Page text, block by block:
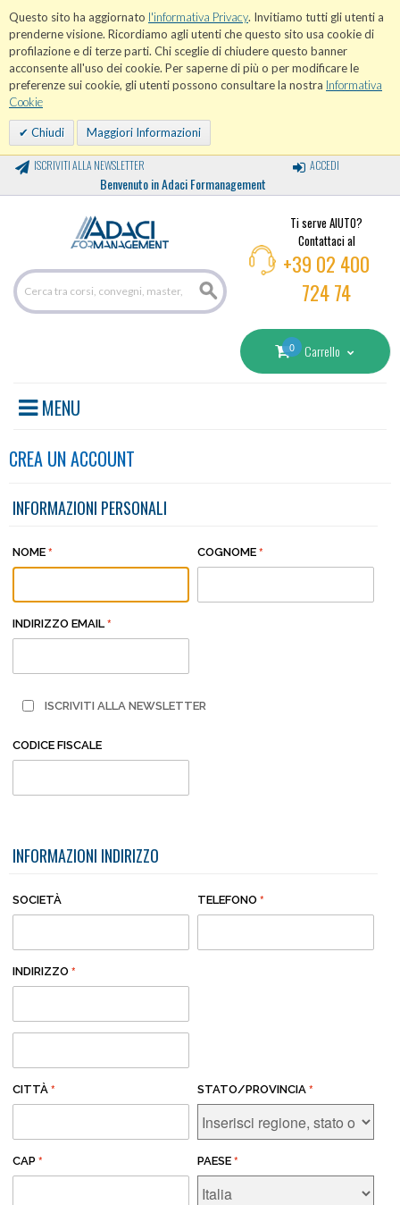
Questo sito ha aggiornato l'informativa Privacy. Invitiamo tutti gli utenti a
prenderne visione. Ricordiamo agli utenti che questo sito usa cookie di
profilazione e di terze parti. Chi sceglie di chiudere questo banner
acconsente all'uso dei cookie. Per saperne di più o per modificare le
preferenze sui cookie, gli utenti possono consultare la nostra Informativa
Cookie
Chiudi Maggiori Informazioni
ISCRIVITI ALLA NEWSLETTER
Benvenuto in Adaci Formanagement
ACCEDI
Ti serve AIUTO?
Contattaci al
+39 02 400
724 74
0 Carrello
MENU
CREA UN ACCOUNT
INFORMAZIONI PERSONALI
NOME COGNOME
INDIRIZZO EMAIL
ISCRIVITI ALLA NEWSLETTER
CODICE FISCALE
INFORMAZIONI INDIRIZZO
SOCIETÀ TELEFONO
INDIRIZZO
CITTÀ STATO/PROVINCIA
CAP PAESE